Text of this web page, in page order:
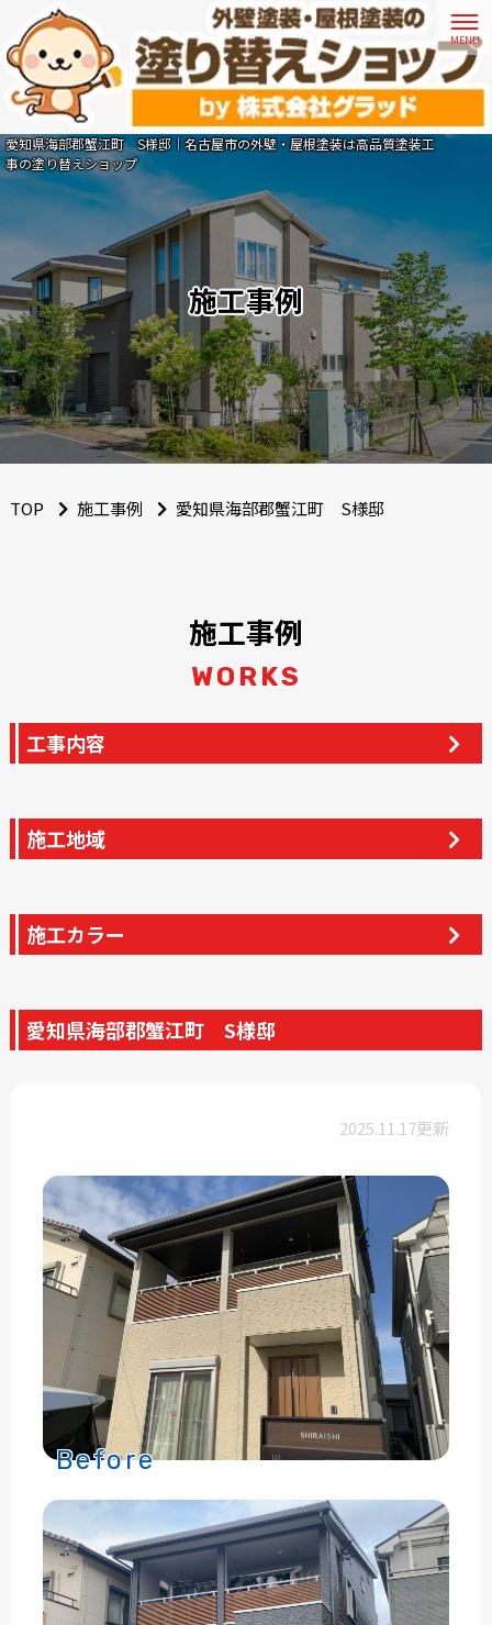
愛知県海部郡蟹江町 S様邸｜名古屋市の外壁・屋根塗装は高品質塗装工
事の塗り替えショップ
施工事例
TOP 施工事例 愛知県海部郡蟹江町 S様邸
施工事例
WORKS
工事内容
施工地域
施工カラー
愛知県海部郡蟹江町 S様邸
2025.11.17更新
Before